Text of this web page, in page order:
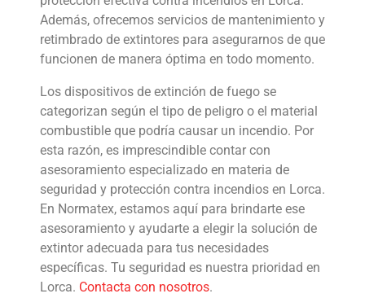
Además, ofrecemos servicios de mantenimiento y
retimbrado de extintores para asegurarnos de que
funcionen de manera óptima en todo momento.
Los dispositivos de extinción de fuego se
categorizan según el tipo de peligro o el material
combustible que podría causar un incendio. Por
esta razón, es imprescindible contar con
asesoramiento especializado en materia de
seguridad y protección contra incendios en Lorca.
En Normatex, estamos aquí para brindarte ese
asesoramiento y ayudarte a elegir la solución de
extintor adecuada para tus necesidades
específicas. Tu seguridad es nuestra prioridad en
Lorca. Contacta con nosotros.